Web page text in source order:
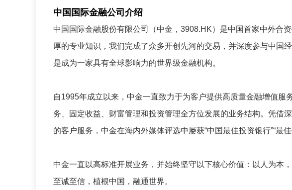
中国国际金融公司介绍
中国国际金融股份有限公司（中金，3908.HK）是中国首家中外合
厚的专业知识，我们完成了众多开创先河的交易，并深度参与中国
是成为一家具有全球影响力的世界级金融机构。
自1995年成立以来，中金一直致力于为客户提供高质量金融增值服
务、固定收益、财富管理和投资管理全方位发展的业务结构。凭借
的客户服务，中金在海内外媒体评选中屡获“中国最佳投资银行”“最
中金一直以高标准开展业务，并始终坚守以下核心价值：以人为本
至诚至信，植根中国，融通世界。